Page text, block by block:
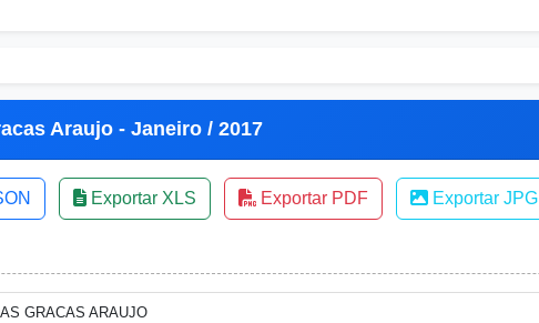
Araujo - Janeiro / 2017
Exportar XLS Exportar PDF Exportar JPG
GRACAS ARAUJO